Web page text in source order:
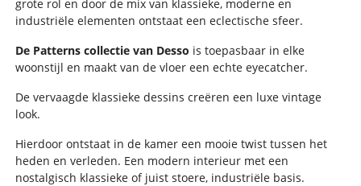
grote rol en door de mix van klassieke, moderne en
industriële elementen ontstaat een eclectische sfeer.
De Patterns collectie van Desso is toepasbaar in elke
woonstijl en maakt van de vloer een echte eyecatcher.
De vervaagde klassieke dessins creëren een luxe vintage
look.
Hierdoor ontstaat in de kamer een mooie twist tussen het
heden en verleden. Een modern interieur met een
nostalgisch klassieke of juist stoere, industriële basis.